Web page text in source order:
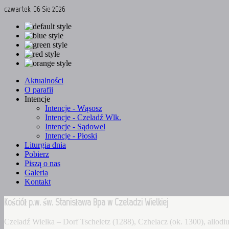
czwartek, 06 Sie 2026
Aktualności
O parafii
Intencje
Intencje - Wąsosz
Intencje - Czeladź Wlk.
Intencje - Sądowel
Intencje - Płoski
Liturgia dnia
Pobierz
Piszą o nas
Galeria
Kontakt
Kościół p.w. św. Stanisława Bpa w Czeladzi Wielkiej
Czeladź Wielka – Dorf Tscheletz (1288), Czhelacz (ok. 1300),